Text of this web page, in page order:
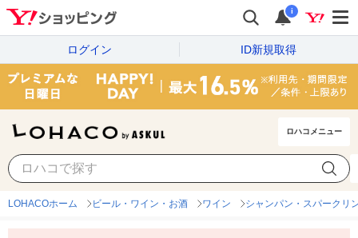
i
ログイン ID新規取得
ロハコメニュー
LOHACOホーム ビール・ワイン・お酒 ワイン シャンパン・スパークリ